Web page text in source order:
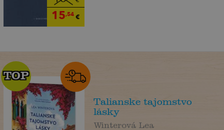
15,54€
TOP
TOP
Talianske tajomstvo
lásky
Winterová Lea